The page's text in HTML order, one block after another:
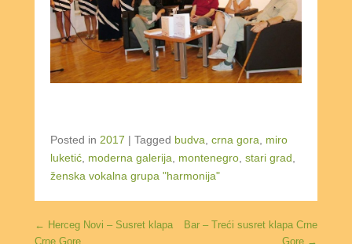
Posted in 2017 | Tagged budva, crna gora, miro
luketić, moderna galerija, montenegro, stari grad,
ženska vokalna grupa "harmonija"
Post navigation
← Herceg Novi – Susret klapa
Crne Gore
Bar – Treći susret klapa Crne
Gore →